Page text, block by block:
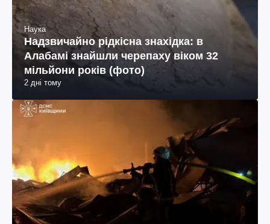
Наука
Надзвичайно рідкісна знахідка: в
Алабамі знайшли черепаху віком 32
мільйони років (фото)
2 дні тому